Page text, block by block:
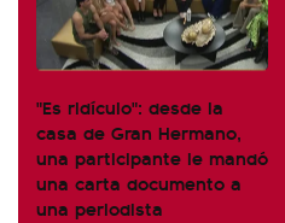
"Es ridículo": desde la
casa de Gran Hermano,
una participante le mandó
una carta documento a
una periodista